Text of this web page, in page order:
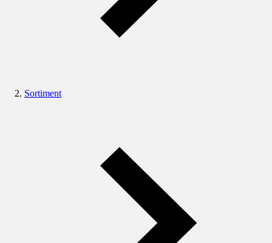
Sortiment